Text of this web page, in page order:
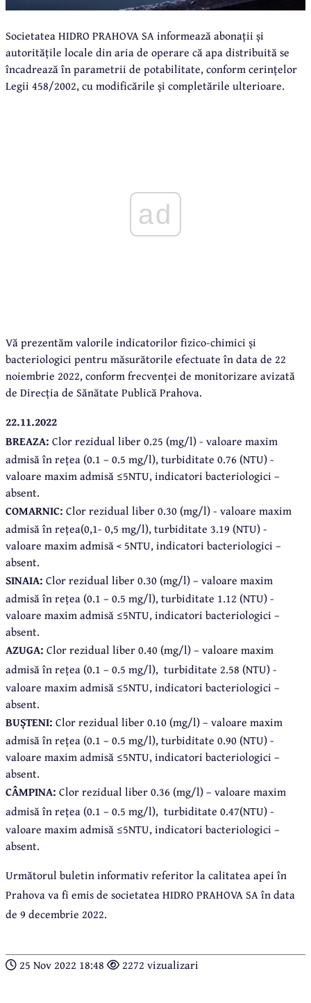
Societatea HIDRO PRAHOVA SA informează abonații și
autoritățile locale din aria de operare că apa distribuită se
încadrează în parametrii de potabilitate, conform cerințelor
Legii 458/2002, cu modificările și completările ulterioare.
ad
Vă prezentăm valorile indicatorilor fizico-chimici și
bacteriologici pentru măsurătorile efectuate în data de 22
noiembrie 2022, conform frecvenței de monitorizare avizată
de Direcția de Sănătate Publică Prahova.
22.11.2022
BREAZA: Clor rezidual liber 0.25 (mg/l) - valoare maxim
admisă în rețea (0.1 – 0.5 mg/l), turbiditate 0.76 (NTU) -
valoare maxim admisă ≤5NTU, indicatori bacteriologici –
absent.
COMARNIC: Clor rezidual liber 0.30 (mg/l) - valoare maxim
admisă în rețea(0,1- 0,5 mg/l), turbiditate 3.19 (NTU) -
valoare maxim admisă < 5NTU, indicatori bacteriologici –
absent.
SINAIA: Clor rezidual liber 0.30 (mg/l) – valoare maxim
admisă în rețea (0.1 – 0.5 mg/l), turbiditate 1.12 (NTU) -
valoare maxim admisă ≤5NTU, indicatori bacteriologici –
absent.
AZUGA: Clor rezidual liber 0.40 (mg/l) – valoare maxim
admisă în rețea (0.1 – 0.5 mg/l), turbiditate 2.58 (NTU) -
valoare maxim admisă ≤5NTU, indicatori bacteriologici –
absent.
BUȘTENI: Clor rezidual liber 0.10 (mg/l) – valoare maxim
admisă în rețea (0.1 – 0.5 mg/l), turbiditate 0.90 (NTU) -
valoare maxim admisă ≤5NTU, indicatori bacteriologici –
absent.
CÂMPINA: Clor rezidual liber 0.36 (mg/l) – valoare maxim
admisă în rețea (0.1 – 0.5 mg/l), turbiditate 0.47(NTU) -
valoare maxim admisă ≤5NTU, indicatori bacteriologici –
absent.
Următorul buletin informativ referitor la calitatea apei în
Prahova va fi emis de societatea HIDRO PRAHOVA SA în data
de 9 decembrie 2022.
25 Nov 2022 18:48 2272 vizualizari